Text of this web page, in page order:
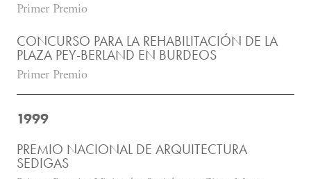
Primer Premio
CONCURSO PARA LA REHABILITACIÓN DE LA
PLAZA PEY-BERLAND EN BURDEOS
Primer Premio
1999
PREMIO NACIONAL DE ARQUITECTURA
SEDIGAS